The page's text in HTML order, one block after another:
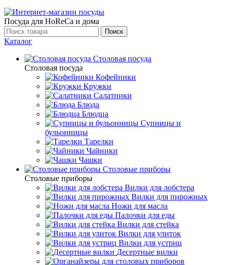
Посуда для HoReCa и дома
Поиск
Каталог
Столовая посуда
Столовая посуда
Кофейники
Кружки
Салатники
Блюда
Блюдца
Супницы и
бульонницы
Тарелки
Чайники
Чашки
Cтоловые приборы
Cтоловые приборы
Вилки для лобстера
Вилки для пирожных
Ножи для масла
Палочки для еды
Вилки для стейка
Вилки для улиток
Вилки для устриц
Десертные вилки